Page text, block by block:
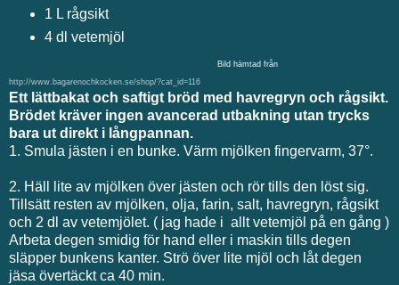
1 L rågsikt
4 dl vetemjöl
Bild hämtad från
http://www.bagarenochkocken.se/shop/?cat_id=116
Ett lättbakat och saftigt bröd med havregryn och rågsikt.
Brödet kräver ingen avancerad utbakning utan trycks
bara ut direkt i långpannan.
1. Smula jästen i en bunke. Värm mjölken fingervarm, 37°.
2. Häll lite av mjölken över jästen och rör tills den löst sig.
Tillsätt resten av mjölken, olja, farin, salt, havregryn, rågsikt
och 2 dl av vetemjölet. ( jag hade i allt vetemjöl på en gång )
Arbeta degen smidig för hand eller i maskin tills degen
släpper bunkens kanter. Strö över lite mjöl och låt degen
jäsa övertäckt ca 40 min.